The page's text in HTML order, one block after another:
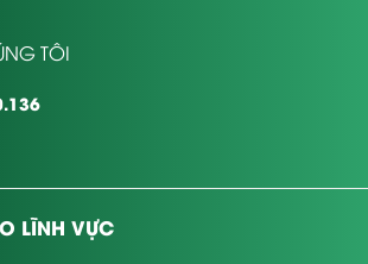
TÔI
LĨNH VỰC